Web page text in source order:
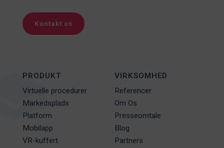
Kontakt os
PRODUKT
Virtuelle procedurer
Markedsplads
Platform
Mobilapp
VR-kuffert
VIRKSOMHED
Referencer
Om Os
Presseomtale
Blog
Partners